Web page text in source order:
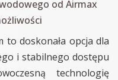
od Airmax
doskonała opcja dla
i stabilnego dostępu
technologię